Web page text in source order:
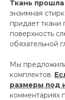
Ткань
энзимная
придает ткани
поверхность
обязательной
Мы
комплектов.
размеры под
комментариях